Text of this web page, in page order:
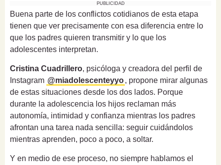
PUBLICIDAD
Buena parte de los conflictos cotidianos de esta etapa
tienen que ver precisamente con esa diferencia entre lo
que los padres quieren transmitir y lo que los
adolescentes interpretan.
Cristina Cuadrillero, psicóloga y creadora del perfil de
Instagram @miadolescenteyyo, propone mirar algunas
de estas situaciones desde los dos lados. Porque
durante la adolescencia los hijos reclaman más
autonomía, intimidad y confianza mientras los padres
afrontan una tarea nada sencilla: seguir cuidándolos
mientras aprenden, poco a poco, a soltar.
Y en medio de ese proceso, no siempre hablamos el